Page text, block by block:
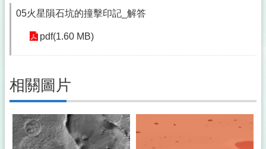
05火星隕石坑的撞擊印記_解答
pdf(1.60 MB)
相關圖片